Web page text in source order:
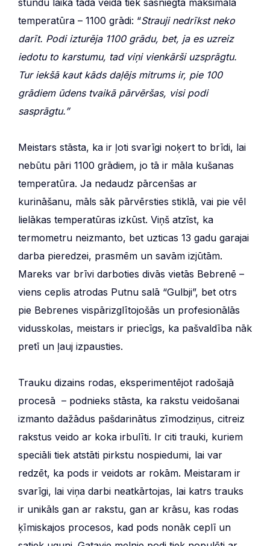
temperatūra – 1100 grādi: “Strauji nedrīkst neko
darīt. Podi izturēja 1100 grādu, bet, ja es uzreiz
iedotu to karstumu, tad viņi vienkārši uzsprāgtu.
Tur iekšā kaut kāds daļējs mitrums ir, pie 100
grādiem ūdens tvaikā pārvēršas, visi podi
sasprāgtu.”
Meistars stāsta, ka ir ļoti svarīgi noķert to brīdi, lai
nebūtu pāri 1100 grādiem, jo tā ir māla kušanas
temperatūra. Ja nedaudz pārcenšas ar
kurināšanu, māls sāk pārvērsties stiklā, vai pie vēl
lielākas temperatūras izkūst. Viņš atzīst, ka
termometru neizmanto, bet uzticas 13 gadu garajai
darba pieredzei, prasmēm un savām izjūtām.
Mareks var brīvi darboties divās vietās Bebrenē –
viens ceplis atrodas Putnu salā “Gulbji”, bet otrs
pie Bebrenes vispārizglītojošās un profesionālās
vidusskolas, meistars ir priecīgs, ka pašvaldība nāk
pretī un ļauj izpausties.
Trauku dizains rodas, eksperimentējot radošajā
procesā – podnieks stāsta, ka rakstu veidošanai
izmanto dažādus pašdarinātus zīmodziņus, citreiz
rakstus veido ar koka irbulīti. Ir citi trauki, kuriem
speciāli tiek atstāti pirkstu nospiedumi, lai var
redzēt, ka pods ir veidots ar rokām. Meistaram ir
svarīgi, lai viņa darbi neatkārtojas, lai katrs trauks
ir unikāls gan ar rakstu, gan ar krāsu, kas rodas
ķīmiskajos procesos, kad pods nonāk ceplī un